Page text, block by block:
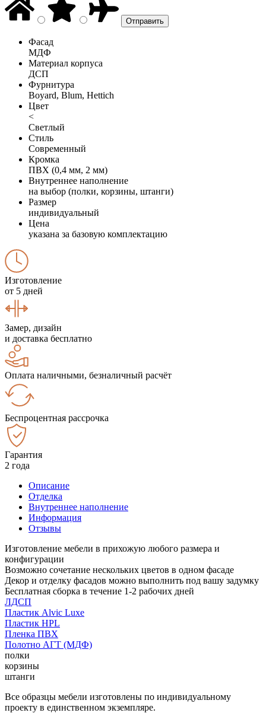
Фасад
МДФ
Материал корпуса
ДСП
Фурнитура
Boyard, Blum, Hettich
Цвет
<
Светлый
Стиль
Современный
Кромка
ПВХ (0,4 мм, 2 мм)
Внутреннее наполнение
на выбор (полки, корзины, штанги)
Размер
индивидуальный
Цена
указана за базовую комплектацию
Изготовление
от 5 дней
Замер, дизайн
и доставка бесплатно
Оплата наличными, безналичный расчёт
Беспроцентная рассрочка
Гарантия
2 года
Описание
Отделка
Внутреннее наполнение
Информация
Отзывы
Изготовление мебели в прихожую любого размера и
конфигурации
Возможно сочетание нескольких цветов в одном фасаде
Декор и отделку фасадов можно выполнить под вашу задумку
Бесплатная сборка в течение 1-2 рабочих дней
ЛДСП
Пластик Alvic Luxe
Пластик HPL
Пленка ПВХ
Полотно АГТ (МДФ)
полки
корзины
штанги
Все образцы мебели изготовлены по индивидуальному
проекту в единственном экземпляре.